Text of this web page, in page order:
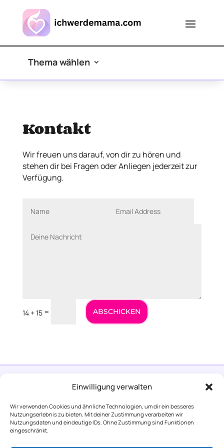
Einwilligung verwalten
Wir verwenden Cookies und ähnliche Technologien, um dir ein besseres
Nutzungserlebnis zu bieten. Mit deiner Zustimmung verarbeiten wir
Nutzungsdaten und eindeutige IDs. Ohne Zustimmung sind Funktionen
eingeschränkt.
Thema wählen
Kontakt
Wir freuen uns darauf, von dir zu hören und
stehen dir bei Fragen oder Anliegen jederzeit zur
Verfügung.
14 + 15= ABSCHICKEN
Wichtiger Hinweis:Die auf ichwerdemama.com
der allgemeinen Information und Unterhaltung. Sie
stellen keine medizinische Beratung, Diagnose oder
Behandlung dar. Die Inhalte wurden mit größter Sorgfalt